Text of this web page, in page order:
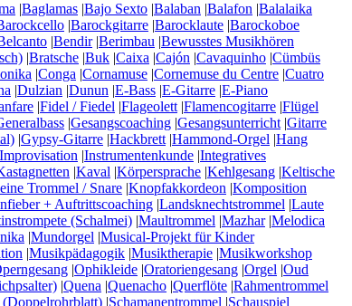
|Baglamas |Bajo Sexto |Balaban |Balafon |Balalaika
|Barockgitarre |Barocklaute |Barockoboe
|Bendir|Berimbau |Bewusstes Musikhören
|Bratsche |Buk |Caixa |Cajón |Cavaquinho |Cümbüs
|Conga |Cornamuse |Cornemuse du Centre |Cuatro
|Dulzian |Dunun |E-Bass |E-Gitarre |E-Piano
|Fidel / Fiedel |Flageolett|Flamencogitarre |Flügel
|Gesangscoaching |Gesangsunterricht|Gitarre
|Gypsy-Gitarre |Hackbrett|Hammond-Orgel |Hang
Improvisation |Instrumentenkunde |Integratives
|Kaval |Körpersprache |Kehlgesang |Keltische
Trommel / Snare |Knopfakkordeon |Komposition
+ Auftrittscoaching |Landsknechtstrommel |Laute
(Schalmei) |Maultrommel |Mazhar|Melodica
|Mundorgel |Musical-Projekt für Kinder
|Musikpädagogik |Musiktherapie |Musikworkshop
|Ophikleide |Oratoriengesang |Orgel |Oud
|Quena |Quenacho |Querflöte |Rahmentrommel
(Doppelrohrblatt) |Schamanentrommel |Schauspiel